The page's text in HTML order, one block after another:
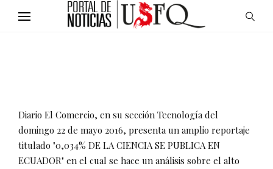
Diario El Comercio, en su sección Tecnología del
domingo 22 de mayo 2016, presenta un amplio reportaje
titulado "0,034% DE LA CIENCIA SE PUBLICA EN
ECUADOR" en el cual se hace un análisis sobre el alto